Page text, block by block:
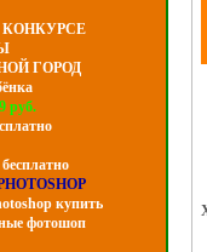
ГОРОД
руб.
купить
фотошоп